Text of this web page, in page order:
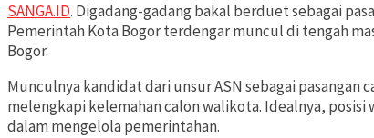
SANGA.ID. Digadang-gadang bakal berduet sebagai
Pemerintah Kota Bogor terdengar muncul di tengah
Bogor.
Munculnya kandidat dari unsur ASN sebagai
melengkapi kelemahan calon walikota. Idealnya,
dalam mengelola pemerintahan.